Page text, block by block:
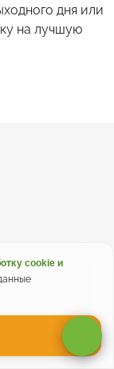
дня или
на лучшую
cookie и